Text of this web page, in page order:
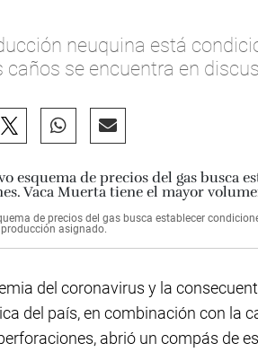
neuquina está
caños se encuentra en
de precios del gas busca establecer
asignado.
del coronavirus y la
del país, en combinación con la
abrió un compás de